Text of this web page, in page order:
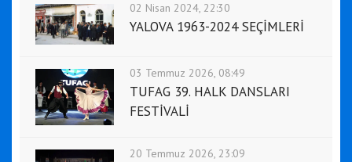
02 Nisan 2024, 22:30
YALOVA 1963-2024 SEÇİMLERİ
03 Temmuz 2026, 08:49
TUFAG 39. HALK DANSLARI
FESTİVALİ
20 Temmuz 2026, 23:09